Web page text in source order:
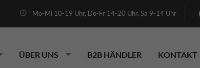
Mo-Mi 10-19 Uhr, Do-Fr 14-20 Uhr, Sa 9-14 Uhr
ÜBER UNS B2B HÄNDLER KONTAKT